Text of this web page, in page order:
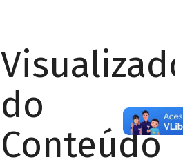
Visualizador
do
Conteúdo